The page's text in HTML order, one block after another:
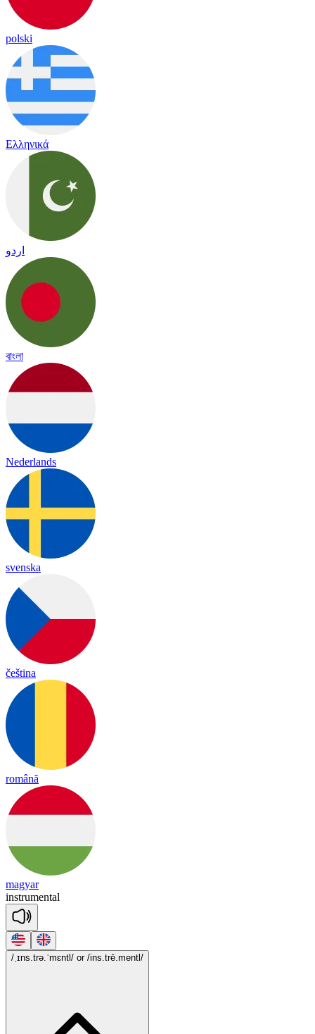
polski
Ελληνικά
اردو
বাংলা
Nederlands
svenska
čeština
română
magyar
instrumental
/ˌɪns.trə.ˈmɛntl/ or /ins.trē.mentl/